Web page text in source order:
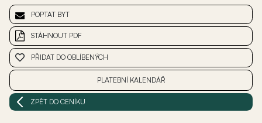
POPTAT BYT
STÁHNOUT PDF
PŘIDAT DO OBLÍBENÝCH
PLATEBNÍ KALENDÁŘ
ZPĚT DO CENÍKU